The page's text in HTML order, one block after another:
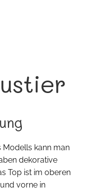
Modells kann man
dekorative
Top ist im oberen
vorne in